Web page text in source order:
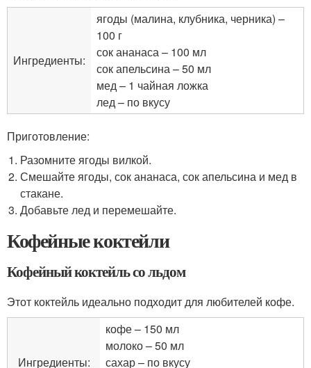
Ингредиенты:
ягоды (малина, клубника, черника) –
100 г
сок ананаса – 100 мл
сок апельсина – 50 мл
мед – 1 чайная ложка
лед – по вкусу
Приготовление:
Разомните ягоды вилкой.
Смешайте ягоды, сок ананаса, сок апельсина и мед в
стакане.
Добавьте лед и перемешайте.
Кофейные коктейли
Кофейный коктейль со льдом
Этот коктейль идеально подходит для любителей кофе.
Ингредиенты:
кофе – 150 мл
молоко – 50 мл
сахар – по вкусу